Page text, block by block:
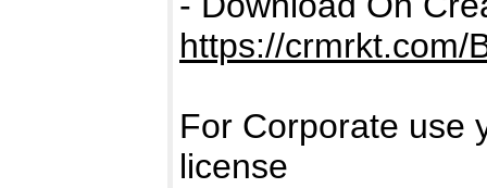
https://crmrkt.com/
For Corporate use
license